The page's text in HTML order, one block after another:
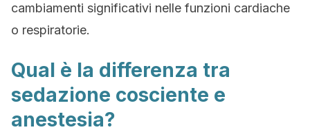
cambiamenti significativi nelle funzioni cardiache
o respiratorie.
Qual è la differenza tra
sedazione cosciente e
anestesia?